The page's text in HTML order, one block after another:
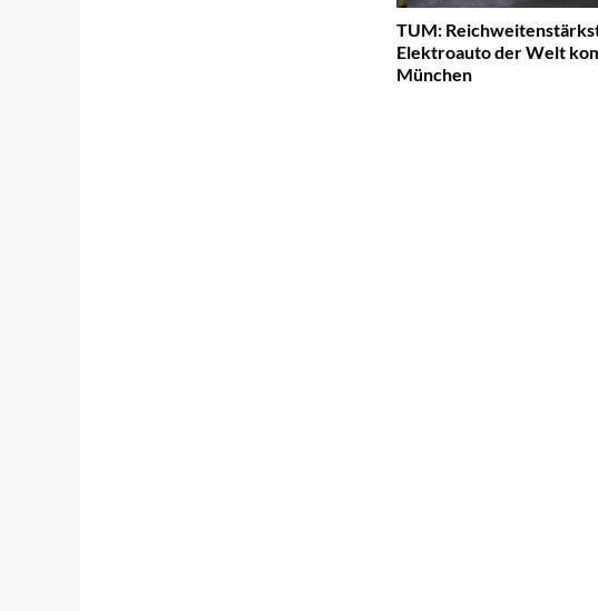
TUM:
Elektroauto der Welt
München